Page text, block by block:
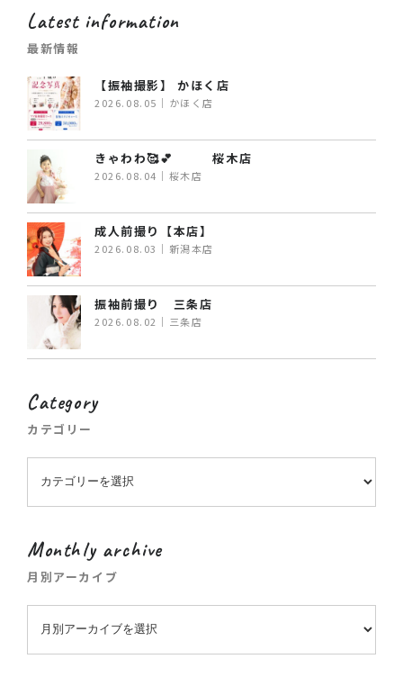
Latest information
最新情報
【振袖撮影】 かほく店
2026.08.05｜かほく店
きゃわわ🥰💕 桜木店
2026.08.04｜桜木店
成人前撮り【本店】
2026.08.03｜新潟本店
振袖前撮り 三条店
2026.08.02｜三条店
Category
カテゴリー
Monthly archive
月別アーカイブ